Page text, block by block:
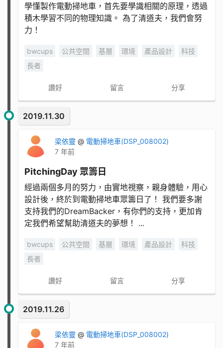
學懂製作電動掃地車，首先要學識相關的原理，透過
積木學習不同的物理知識。 為了清道夫，我們會努
力！
bwcups 公共空間 基層 環境 產品設計
科技
長者
讚好 留言 分享
2019.11.30
梁依靈 @ 電動掃地車(DSP_008002)
7 年前
PitchingDay 眾籌日
經過兩個多月的努力，由實地視察，親身體驗，用心
設計後，終於到電動掃地車眾籌日了！ 我們要多謝
支持我們的DreamBacker，有你們的支持，更加肯
定我們希望幫助清道夫的夢想！ ...
bwcups 公共空間 基層 環境 產品設計
科技
長者
讚好 留言 分享
2019.11.26
梁依靈 @ 電動掃地車(DSP_008002)
7 年前